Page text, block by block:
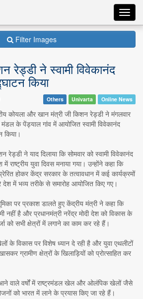
Filter Images
रेड्डी ने स्वामी विवेकानंद
किया
Others Univarta Online News
कोयला और खान मंत्री जी किशन रेड्डी ने मंगलवार
के पेंड्याल गांव में आयोजित स्वामी विवेकानंद
किया।
ने याद दिलाया कि सोमवार को स्वामी विवेकानंद
युवा दिवस मनाया गया। उन्होंने कहा कि
होकर केंद्र सरकार के तत्वावधान में कई कार्यक्रमों
में भव्य तरीके से समारोह आयोजित किए गए।
पर प्रकाश डालते हुए केंद्रीय मंत्री ने कहा कि
नहीं है और प्रधानमंत्री नरेंद्र मोदी देश को विकास के
को सभी क्षेत्रों में लगाने का काम कर रहे हैं।
के विकास पर विशेष ध्यान दे रही है और युवा एथलीटों
ग्रामीण क्षेत्रों के खिलाड़ियों को प्रोत्साहित कर
वाले वर्षों में राष्ट्रमंडल खेल और ओलंपिक खेलों जैसे
को भारत में लाने के प्रयास किए जा रहे हैं।